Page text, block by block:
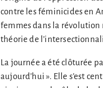
contre les féminicides en
femmes dans la révolution
théorie de
La journée a été clôturée
aujourd’hui ». Elle s’est